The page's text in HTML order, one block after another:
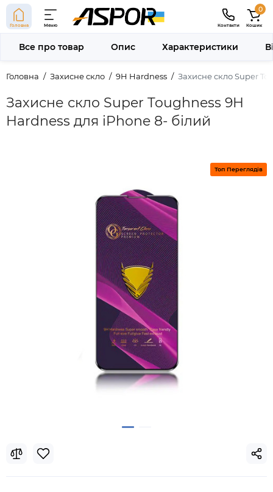
Головна Меню Контакти
0
Кошик
Головна Захисне скло 9H Hardness Захисне скло Super
Захисне скло Super Toughness 9H
Hardness для iPhone 8- білий
Все про товар Опис Характеристики
Топ Переглядів